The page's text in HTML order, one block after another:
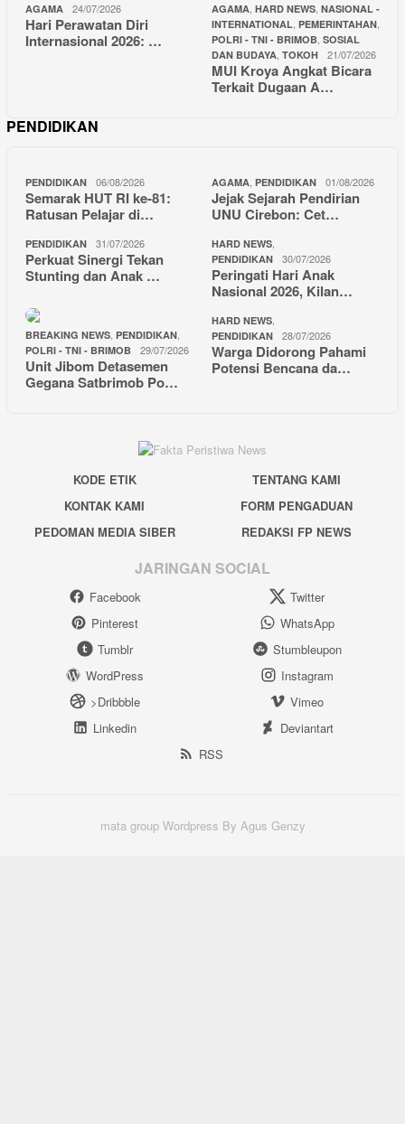
AGAMA 24/07/2026
Hari Perawatan Diri
Internasional 2026: …
AGAMA HARD NEWS NASIONAL -
INTERNATIONAL PEMERINTAHAN
POLRI - TNI - BRIMOB SOSIAL
DAN BUDAYA TOKOH 21/07/2026
MUI Kroya Angkat Bicara
Terkait Dugaan A…
PENDIDIKAN
PENDIDIKAN 06/08/2026
Semarak HUT RI ke-81:
Ratusan Pelajar di…
AGAMA PENDIDIKAN 01/08/2026
Jejak Sejarah Pendirian
UNU Cirebon: Cet…
PENDIDIKAN 31/07/2026
Perkuat Sinergi Tekan
Stunting dan Anak …
HARD NEWS
PENDIDIKAN 30/07/2026
Peringati Hari Anak
Nasional 2026, Kilan…
BREAKING NEWS PENDIDIKAN
POLRI - TNI - BRIMOB 29/07/2026
Unit Jibom Detasemen
Gegana Satbrimob Po…
HARD NEWS
PENDIDIKAN 28/07/2026
Warga Didorong Pahami
Potensi Bencana da…
KODE ETIK
TENTANG KAMI
KONTAK KAMI
FORM PENGADUAN
PEDOMAN MEDIA SIBER
REDAKSI FP NEWS
JARINGAN SOCIAL
Facebook
Twitter
Pinterest
WhatsApp
Tumblr
Stumbleupon
WordPress
Instagram
>Dribbble
Vimeo
Linkedin
Deviantart
RSS
mata group Wordpress By Agus Genzy